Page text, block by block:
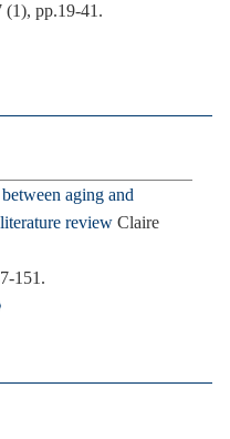
(1), pp.19-41.
aging and
review Claire
151.